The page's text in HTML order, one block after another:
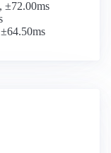
±72.00ms